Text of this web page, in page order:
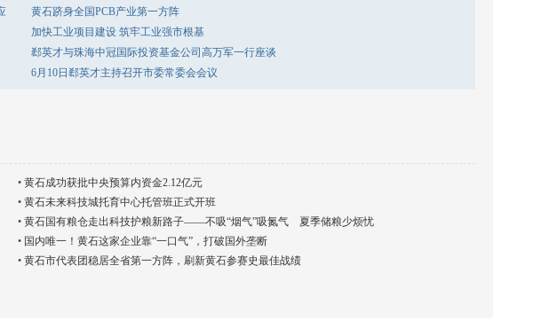
黄石跻身全国PCB产业第一方阵
加快工业项目建设 筑牢工业强市根基
郄英才与珠海中冠国际投资基金公司高万军一行座谈
6月10日郄英才主持召开市委常委会会议
• 黄石成功获批中央预算内资金2.12亿元
• 黄石未来科技城托育中心托管班正式开班
• 黄石国有粮仓走出科技护粮新路子——不吸“烟气”吸氮气 夏季储粮少烦忧
• 国内唯一！黄石这家企业靠“一口气”，打破国外垄断
• 黄石市代表团稳居全省第一方阵，刷新黄石参赛史最佳战绩